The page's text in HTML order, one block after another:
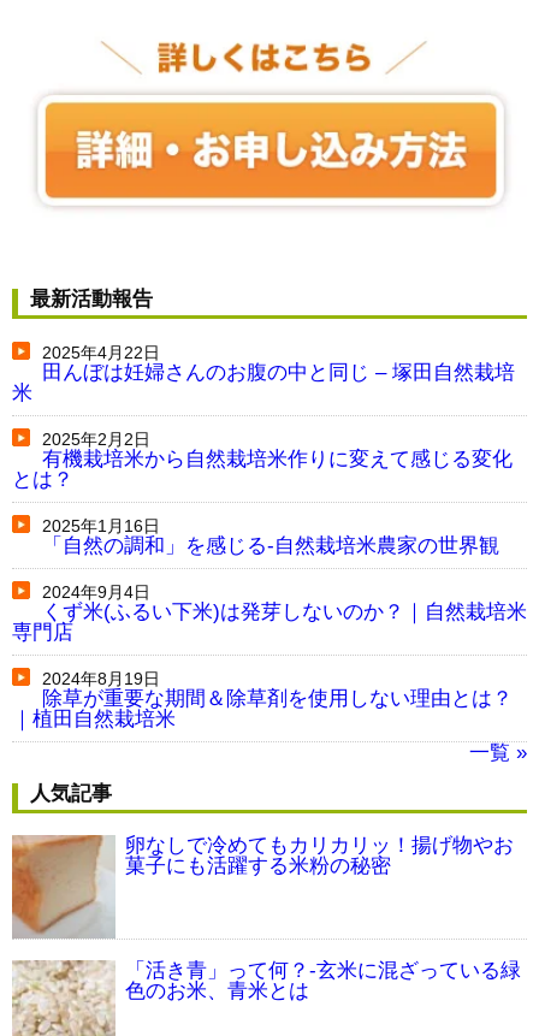
最新活動報告
2025年4月22日
田んぼは妊婦さんのお腹の中と同じ – 塚田自然栽培
米
2025年2月2日
有機栽培米から自然栽培米作りに変えて感じる変化
とは？
2025年1月16日
「自然の調和」を感じる-自然栽培米農家の世界観
2024年9月4日
くず米(ふるい下米)は発芽しないのか？｜自然栽培米
専門店
2024年8月19日
除草が重要な期間＆除草剤を使用しない理由とは？
｜植田自然栽培米
一覧 »
人気記事
卵なしで冷めてもカリカリッ！揚げ物やお
菓子にも活躍する米粉の秘密
「活き青」って何？-玄米に混ざっている緑
色のお米、青米とは